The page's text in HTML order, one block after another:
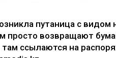
путаница с
просто возвращают
ссылаются на